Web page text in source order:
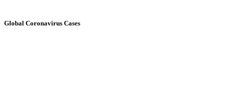
Global Coronavirus Cases